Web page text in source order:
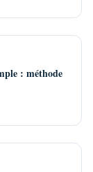
: méthode